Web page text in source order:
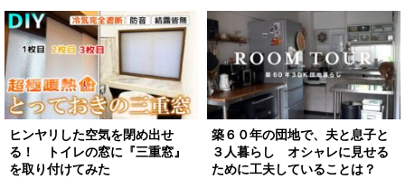
ヒンヤリした空気を閉め出せ
る！ トイレの窓に『三重窓』
を取り付けてみた
築６０年の団地で、夫と息子と
３人暮らし オシャレに見せる
ために工夫していることは？